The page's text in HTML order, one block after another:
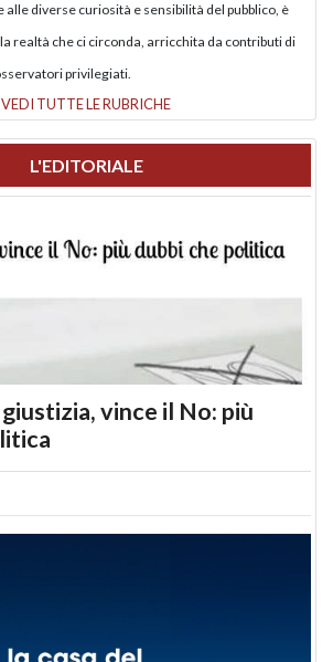
alle diverse curiosità e sensibilità del pubblico, è
realtà che ci circonda, arricchita da contributi di
privilegiati.
VEDI TUTTE LE RUBRICHE
L'EDITORIALE
vince il No: più